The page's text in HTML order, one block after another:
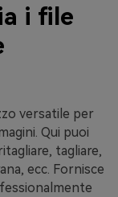
i file
versatile per
Qui puoi
tagliare,
ecc. Fornisce